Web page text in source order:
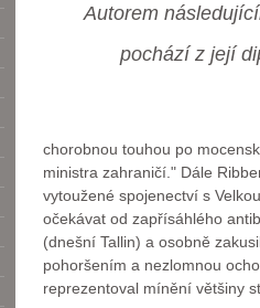
Autorem
pochází z její
chorobnou touhou po
ministra zahraničí." Dále
vytoužené spojenectví s
očekávat od zapřísáhlého
(dnešní Tallin) a osobně
pohoršením a nezlomnou
reprezentoval mínění většiny